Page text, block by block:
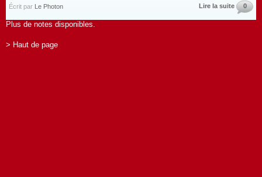
Écrit par Le Photon Lire la suite 0
Plus de notes disponibles.
> Haut de page